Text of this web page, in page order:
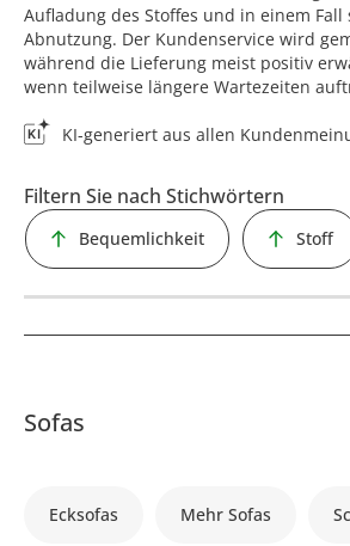
Aufladung des Stoffes und in einem Fall
Abnutzung. Der Kundenservice wird
während die Lieferung meist positiv
wenn teilweise längere Wartezeiten
KI-generiert aus allen
Filtern Sie nach Stichwörtern
Bequemlichkeit Stoff
Sofas
Ecksofas Mehr Sofas